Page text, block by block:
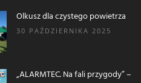
Olkusz dla czystego powietrza
30 PAŹDZIERNIKA 2025
„ALARMTEC. Na fali przygody” –